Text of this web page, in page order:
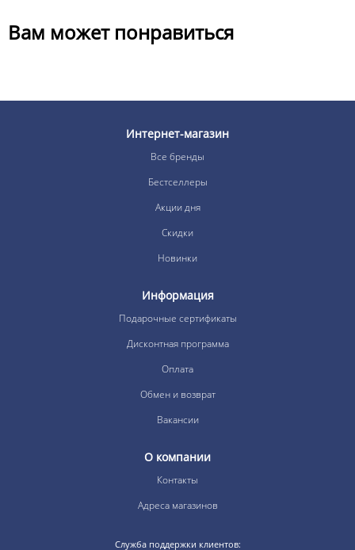
Вам может понравиться
Интернет-магазин
Все бренды
Бестселлеры
Акции дня
Скидки
Новинки
Информация
Подарочные сертификаты
Дисконтная программа
Оплата
Обмен и возврат
Вакансии
О компании
Контакты
Адреса магазинов
Служба поддержки клиентов: